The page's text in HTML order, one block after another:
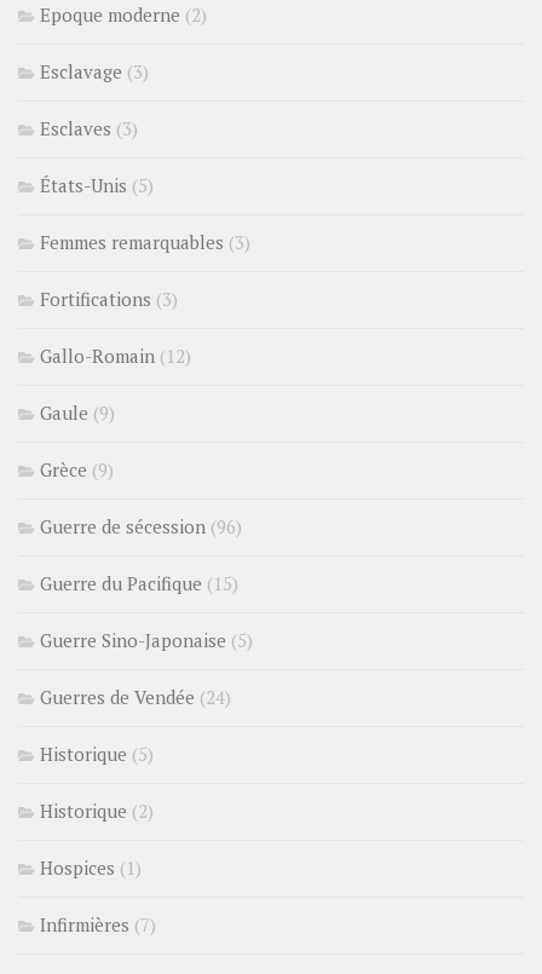
Epoque moderne (2)
Esclavage (3)
Esclaves (3)
États-Unis (5)
Femmes remarquables (3)
Fortifications (3)
Gallo-Romain (12)
Gaule (9)
Grèce (9)
Guerre de sécession (96)
Guerre du Pacifique (15)
Guerre Sino-Japonaise (5)
Guerres de Vendée (24)
Historique (5)
Historique (2)
Hospices (1)
Infirmières (7)